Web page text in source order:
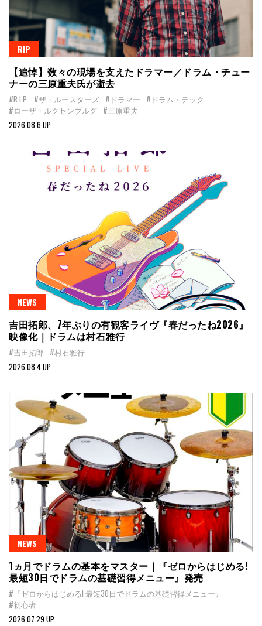
RIP
【追悼】数々の現場を支えたドラマー／ドラム・チュー
ナーの三原重夫氏が逝去
#R.I.P. #ザ・ルースターズ #ドラマー #ドラム・テック
#ローザ・ルクセンブルグ #三原重夫
2026.08.6 UP
NEWS
吉田拓郎、7年ぶりの有観客ライヴ『春だったね2026』
映像化｜ドラムは村石雅行
#吉田拓郎 #村石雅行
2026.08.4 UP
NEWS
1ヵ月でドラムの基本をマスター｜『ゼロからはじめる!
最短30日でドラムの基礎習得メニュー』発売
#『ゼロからはじめる! 最短30日でドラムの基礎習得メニュー』
#初心者
2026.07.29 UP